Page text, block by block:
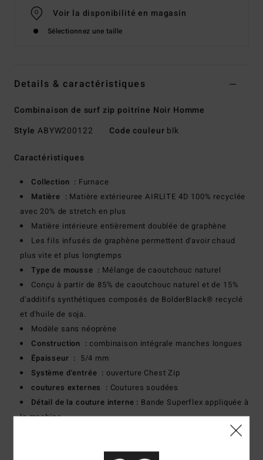
Voir la disponibilité en magasin
Sélectionnez une taille
Details & caractéristiques
Combinaison de surf zip poitrine Noir Homme
Style ABYW200122 Code couleur blk
Caractéristiques
Collection : Furnace
Matière : Matière extérieuree AIRLITE 4D 100% recyclée
avec 20% de stretch en plus
Matière intérieure entièrement doublée de graphène
Les fils infusés de graphène permettent d'avoir chaud
plus vite et plus longtemps
Type de mousse : Mélange de caoutchouc naturel
Conçu à partir de 85% de caoutchouc naturel et de 15%
d'additifs synthétiques composés de BolderBlack® recyclé
et d'huile de soja.
Modèle sans néoprène
Construction :combinaison intégrale manches longues
Épaisseur : 5/4 mm
Système d'entrée : ouverture Chest Zip
coutures externes : Coutures soudées
Détail de la couture interne : Bande Superflex appliquée à
la machine
Jersey et doublure Recycler 100% recyclés,